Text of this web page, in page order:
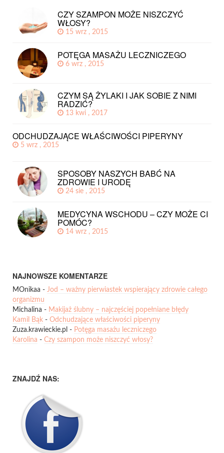
CZY SZAMPON MOŻE NISZCZYĆ
WŁOSY?
15 wrz , 2015
POTĘGA MASAŻU LECZNICZEGO
6 wrz , 2015
CZYM SĄ ŻYLAKI I JAK SOBIE Z NIMI
RADZIĆ?
13 kwi , 2017
ODCHUDZAJĄCE WŁAŚCIWOŚCI PIPERYNY
5 wrz , 2015
SPOSOBY NASZYCH BABĆ NA
ZDROWIE I URODĘ
24 sie , 2015
MEDYCYNA WSCHODU – CZY MOŻE CI
POMÓC?
14 wrz , 2015
NAJNOWSZE KOMENTARZE
MOnikaa - Jod – ważny pierwiastek wspierający zdrowie całego
organizmu
Michalina - Makijaż ślubny – najczęściej popełniane błędy
Kamil Bąk - Odchudzające właściwości piperyny
Zuza.krawieckie.pl - Potęga masażu leczniczego
Karolina - Czy szampon może niszczyć włosy?
ZNAJDŹ NAS: